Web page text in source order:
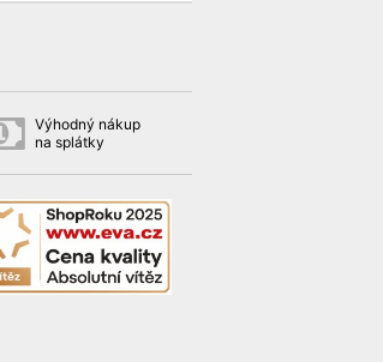
Výhodný nákup
na splátky